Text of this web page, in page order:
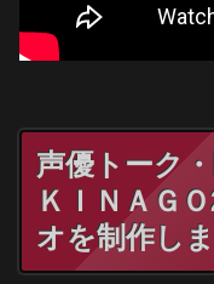
声優トーク
ＫＩＮＡＧ
オを制作しま